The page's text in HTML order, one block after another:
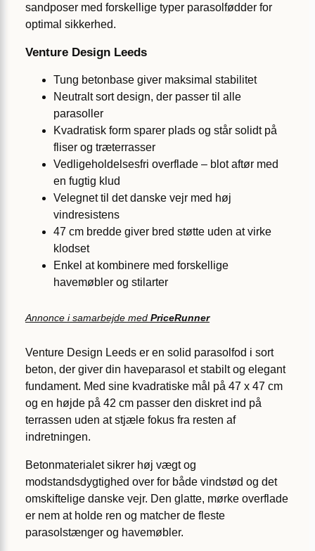
sandposer med forskellige typer parasolfødder for
optimal sikkerhed.
Venture Design Leeds
Tung betonbase giver maksimal stabilitet
Neutralt sort design, der passer til alle
parasoller
Kvadratisk form sparer plads og står solidt på
fliser og træterrasser
Vedligeholdelsesfri overflade – blot aftør med
en fugtig klud
Velegnet til det danske vejr med høj
vindresistens
47 cm bredde giver bred støtte uden at virke
klodset
Enkel at kombinere med forskellige
havemøbler og stilarter
Annonce i samarbejde med PriceRunner
Venture Design Leeds er en solid parasolfod i sort
beton, der giver din haveparasol et stabilt og elegant
fundament. Med sine kvadratiske mål på 47 x 47 cm
og en højde på 42 cm passer den diskret ind på
terrassen uden at stjæle fokus fra resten af
indretningen.
Betonmaterialet sikrer høj vægt og
modstandsdygtighed over for både vindstød og det
omskiftelige danske vejr. Den glatte, mørke overflade
er nem at holde ren og matcher de fleste
parasolstænger og havemøbler.